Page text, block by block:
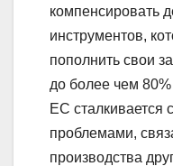
компенсировать
инструментов,
пополнить свои
до более чем 80%
ЕС сталкивается
проблемами,
производства